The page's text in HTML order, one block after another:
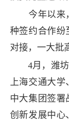
今年以来，
种签约合作纷
对接，一大批
4月，潍坊
上海交通大学
中大集团签署
创新发展中心